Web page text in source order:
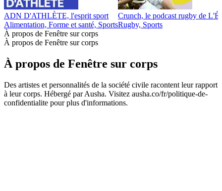
ADN D'ATHLÈTE, l'esprit sport
Alimentation, Forme et santé, Sports
Crunch, le podcast rugby de
Rugby, Sports
À propos de Fenêtre sur corps
À propos de Fenêtre sur corps
À propos de Fenêtre sur corps
Des artistes et personnalités de la société civile racontent leur rapport
à leur corps. Hébergé par Ausha. Visitez ausha.co/fr/politique-de-
confidentialite pour plus d'informations.